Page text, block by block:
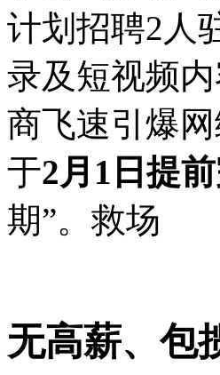
计划招聘2人
录及短视频
商飞速引爆
于2月1日提
期”。救场
无高薪、包